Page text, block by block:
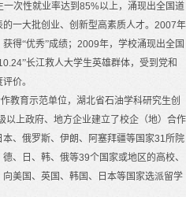
次性就业率达到 85%以上，涌现出全国道
一大批创业、创新型高素质人才。 2007年
得“优秀”成绩； 2009年，学校涌现出全国
”长江救人大学生英雄群体，受到党和
价。
教育示范单位，湖北省石油学科研究生创
以上政府、地方企业建立了校企（地）合作
、俄罗斯、伊朗、阿塞拜疆等国家31所院
、日、韩、俄等39个国家或地区的高校、
美国、英国、韩国、日本等国家选派留学